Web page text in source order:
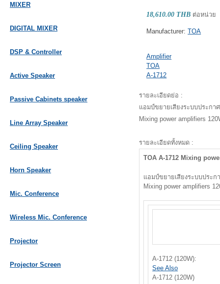
MIXER
DIGITAL MIXER
DSP & Controller
Active Speaker
Passive Cabinets speaker
Line Array Speaker
Ceiling Speaker
Horn Speaker
Mic. Conference
Wireless Mic. Conference
Projector
Projector Screen
18,610.00 THB ต่อหน่วย
Manufacturer:TOA
Amplifier
TOA
A-1712
รายละเอียดย่อ :
แอมป์ขยายเสียงระบบประกา
Mixing power amplifiers
รายละเอียดทั้งหมด :
TOA A-1712 Mixing
แอมป์ขยายเสียงระบบประ
Mixing power amplifiers
A-1712 (120W):
See Also
A-1712 (120W)